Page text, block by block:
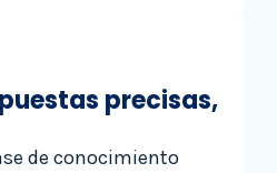
precisas,
de conocimiento